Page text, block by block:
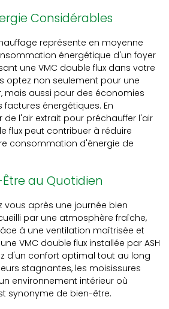
Considérables
représente en moyenne
énergétique d'un foyer
une VMC double flux dans votre
optez non seulement pour une
mais aussi pour des économies
énergétiques. En
l'air extrait pour préchauffer l'air
flux peut contribuer à réduire
consommation d'énergie de
au Quotidien
vous après une journée bien
par une atmosphère fraîche,
à une ventilation maîtrisée et
VMC double flux installée par ASH
d'un confort optimal tout au long
stagnantes, les moisissures
environnement intérieur où
synonyme de bien-être.